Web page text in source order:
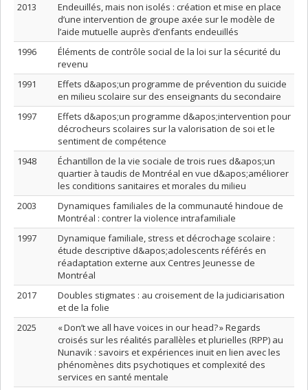
2013
Endeuillés, mais non isolés : création et mise en place
d’une intervention de groupe axée sur le modèle de
l’aide mutuelle auprès d’enfants endeuillés
1996
Éléments de contrôle social de la loi sur la sécurité du
revenu
1991
Effets d&apos;un programme de prévention du suicide
en milieu scolaire sur des enseignants du secondaire
1997
Effets d&apos;un programme d&apos;intervention pour
décrocheurs scolaires sur la valorisation de soi et le
sentiment de compétence
1948
Échantillon de la vie sociale de trois rues d&apos;un
quartier à taudis de Montréal en vue d&apos;améliorer
les conditions sanitaires et morales du milieu
2003
Dynamiques familiales de la communauté hindoue de
Montréal : contrer la violence intrafamiliale
1997
Dynamique familiale, stress et décrochage scolaire :
étude descriptive d&apos;adolescents référés en
réadaptation externe aux Centres Jeunesse de
Montréal
2017
Doubles stigmates : au croisement de la judiciarisation
et de la folie
2025
« Don’t we all have voices in our head? » Regards
croisés sur les réalités parallèles et plurielles (RPP) au
Nunavik : savoirs et expériences inuit en lien avec les
phénomènes dits psychotiques et complexité des
services en santé mentale